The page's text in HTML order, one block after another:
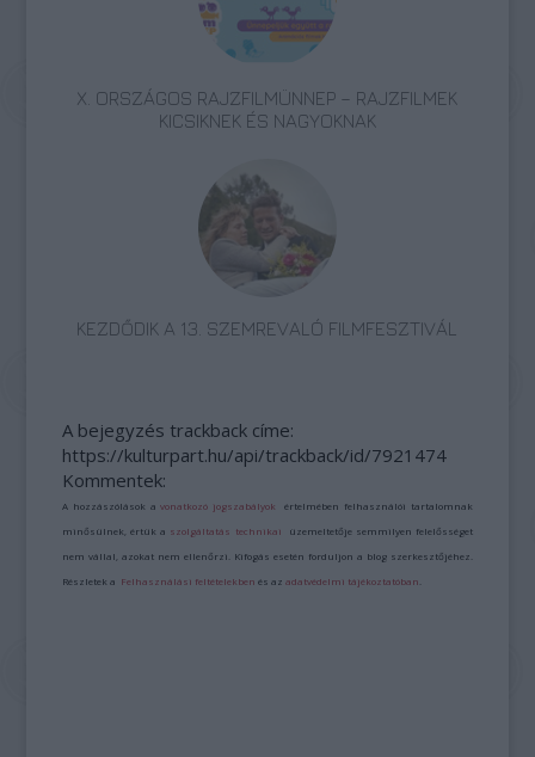
X. ORSZÁGOS RAJZFILMÜNNEP – RAJZFILMEK
KICSIKNEK ÉS NAGYOKNAK
KEZDŐDIK A 13. SZEMREVALÓ FILMFESZTIVÁL
A bejegyzés trackback címe:
https://kulturpart.hu/api/trackback/id/7921474
Kommentek:
A hozzászólások avonatkozó jogszabályok értelmében felhasználói tartalomnak
minősülnek, értük a szolgáltatás technikai üzemeltetője semmilyen felelősséget
nem vállal, azokat nem ellenőrzi. Kifogás esetén forduljon a blog szerkesztőjéhez.
Részletek a Felhasználási feltételekben és azadatvédelmi tájékoztatóban